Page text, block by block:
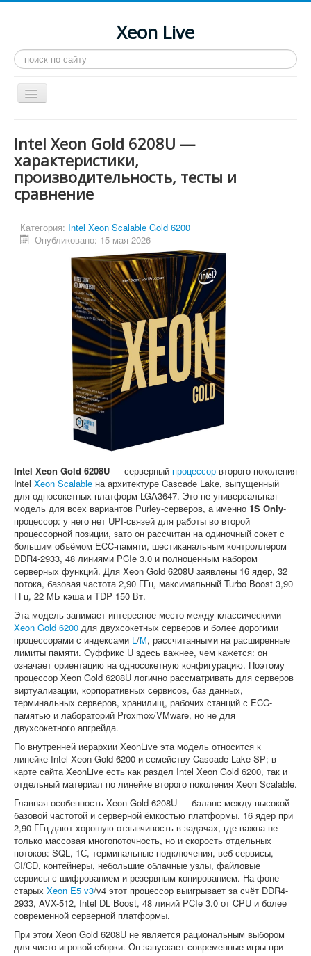
Xeon Live
Искать...
Toggle
Navigation
LGA 2011-3
LGA 2011
Процессоры
Инструкции
Рейтинги
Конференция
Системные программы
Intel Xeon Gold 6208U —
характеристики,
производительность, тесты и
сравнение
Категория: Intel Xeon Scalable Gold 6200
Опубликовано: 15 мая 2026
Intel Xeon Gold 6208U — серверный процессор второго поколения
Intel Xeon Scalable на архитектуре Cascade Lake, выпущенный
для односокетных платформ LGA3647. Это не универсальная
модель для всех вариантов Purley-серверов, а именно 1S Only-
процессор: у него нет UPI-связей для работы во второй
процессорной позиции, зато он рассчитан на одиночный сокет с
большим объёмом ECC-памяти, шестиканальным контроллером
DDR4-2933, 48 линиями PCIe 3.0 и полноценным набором
серверных функций. Для Xeon Gold 6208U заявлены 16 ядер, 32
потока, базовая частота 2,90 ГГц, максимальный Turbo Boost 3,90
ГГц, 22 МБ кэша и TDP 150 Вт.
Эта модель занимает интересное место между классическими
Xeon Gold 6200 для двухсокетных серверов и более дорогими
процессорами с индексами L/M, рассчитанными на расширенные
лимиты памяти. Суффикс U здесь важнее, чем кажется: он
означает ориентацию на односокетную конфигурацию. Поэтому
процессор Xeon Gold 6208U логично рассматривать для серверов
виртуализации, корпоративных сервисов, баз данных,
терминальных серверов, хранилищ, рабочих станций с ECC-
памятью и лабораторий Proxmox/VMware, но не для
двухсокетного апгрейда.
По внутренней иерархии XeonLive эта модель относится к
линейке Intel Xeon Gold 6200 и семейству Cascade Lake-SP; в
карте сайта XeonLive есть как раздел Intel Xeon Gold 6200, так и
отдельный материал по линейке второго поколения Xeon Scalable.
Главная особенность Xeon Gold 6208U — баланс между высокой
базовой частотой и серверной ёмкостью платформы. 16 ядер при
2,90 ГГц дают хорошую отзывчивость в задачах, где важна не
только массовая многопоточность, но и скорость отдельных
потоков: SQL, 1С, терминальные подключения, веб-сервисы,
CI/CD, контейнеры, небольшие облачные узлы, файловые
сервисы с шифрованием и резервным копированием. На фоне
старых Xeon E5 v3/v4 этот процессор выигрывает за счёт DDR4-
2933, AVX-512, Intel DL Boost, 48 линий PCIe 3.0 от CPU и более
современной серверной платформы.
При этом Xeon Gold 6208U не является рациональным выбором
для чисто игровой сборки. Он запускает современные игры при